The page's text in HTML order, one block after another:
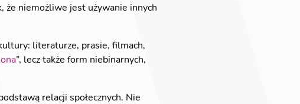
że niemożliwe jest używanie innych
literaturze, prasie, filmach,
ona”, lecz także form niebinarnych,
relacji społecznych. Nie